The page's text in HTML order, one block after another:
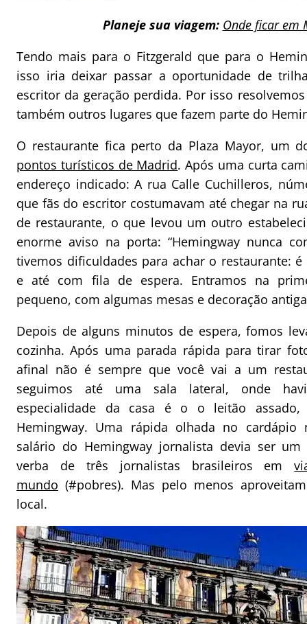
Planeje sua viagem: Onde ficar em
Tendo mais para o Fitzgerald que para o
isso iria deixar passar a oportunidade de
escritor da geração perdida. Por isso
também outros lugares que fazem parte do
O restaurante fica perto da Plaza Mayor, um
pontos turísticos de Madrid. Após uma curta
endereço indicado: A rua Calle Cuchilleros,
que fãs do escritor costumavam até chegar na
de restaurante, o que levou um outro
enorme aviso na porta: “Hemingway nunca
tivemos dificuldades para achar o restaurante:
e até com fila de espera. Entramos na
pequeno, com algumas mesas e decoração
Depois de alguns minutos de espera, fomos
cozinha. Após uma parada rápida para tirar
afinal não é sempre que você vai a um
seguimos até uma sala lateral, onde
especialidade da casa é o o leitão
Hemingway. Uma rápida olhada no
salário do Hemingway jornalista devia ser
verba de três jornalistas brasileiros em
mundo (#pobres). Mas pelo menos
local.